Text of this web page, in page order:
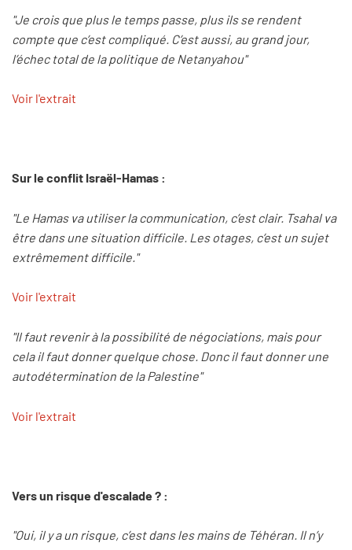
"Je crois que plus le temps passe, plus ils se rendent
compte que c’est compliqué. C’est aussi, au grand jour,
l’échec total de la politique de Netanyahou"
Voir l'extrait
Sur le conflit Israël-Hamas :
"Le Hamas va utiliser la communication, c’est clair. Tsahal va
être dans une situation difficile. Les otages, c’est un sujet
extrêmement difficile."
Voir l'extrait
"Il faut revenir à la possibilité de négociations, mais pour
cela il faut donner quelque chose. Donc il faut donner une
autodétermination de la Palestine"
Voir l'extrait
Vers un risque d'escalade ? :
"Oui, il y a un risque, c’est dans les mains de Téhéran. Il n’y